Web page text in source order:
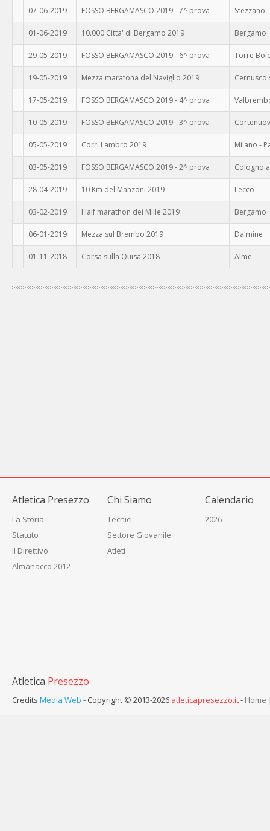
07-06-2019 FOSSO BERGAMASCO 2019 - 7^ prova Stezzano
01-06-2019 10.000 Citta' di Bergamo 2019 Bergamo
29-05-2019 FOSSO BERGAMASCO 2019 - 6^ prova Torre
19-05-2019 Mezza maratona del Naviglio 2019 Cernusco
17-05-2019 FOSSO BERGAMASCO 2019 - 4^ prova
10-05-2019 FOSSO BERGAMASCO 2019 - 3^ prova
05-05-2019 Corri Lambro 2019 Milano -
03-05-2019 FOSSO BERGAMASCO 2019 - 2^ prova Cologno
28-04-2019 10 Km del Manzoni 2019 Lecco
03-02-2019 Half marathon dei Mille 2019 Bergamo
06-01-2019 Mezza sul Brembo 2019 Dalmine
01-11-2018 Corsa sulla Quisa 2018 Alme'
Atletica Presezzo
La Storia
Statuto
Il Direttivo
Almanacco 2012
Chi Siamo
Tecnici
Settore Giovanile
Atleti
Calendario
2026
Atletica Presezzo
Credits Media Web - Copyright © 2013-2026 atleticapresezzo.it- Home